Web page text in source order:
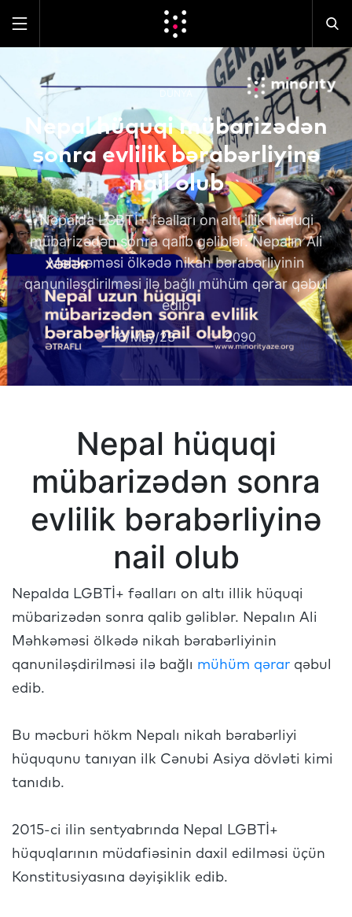
Nepal hüquqi mübarizədən
sonra evlilik bərabərliyinə
nail olub
Nepalda LGBTİ+ fəalları on altı illik hüquqi
mübarizədən sonra qalib gəliblər. Nepalın Ali
Məhkəməsi ölkədə nikah bərabərliyinin
qanuniləşdirilməsi ilə bağlı mühüm qərar qəbul
edib
16/May/23 2090
Nepal hüquqi
mübarizədən sonra
evlilik bərabərliyinə
nail olub
Nepalda LGBTİ+ fəalları on altı illik hüquqi
mübarizədən sonra qalib gəliblər. Nepalın Ali
Məhkəməsi ölkədə nikah bərabərliyinin
qanuniləşdirilməsi ilə bağlı mühüm qərar qəbul
edib.
Bu məcburi hökm Nepalı nikah bərabərliyi
hüququnu tanıyan ilk Cənubi Asiya dövləti kimi
tanıdıb.
2015-ci ilin sentyabrında Nepal LGBTİ+
hüquqlarının müdafiəsinin daxil edilməsi üçün
Konstitusiyasına dəyişiklik edib.